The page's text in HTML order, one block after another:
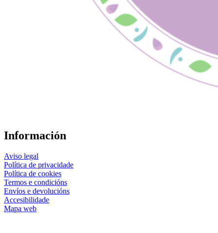
Información
Aviso legal
Política de privacidade
Política de cookies
Termos e condicións
Envíos e devolucións
Accesibilidade
Mapa web